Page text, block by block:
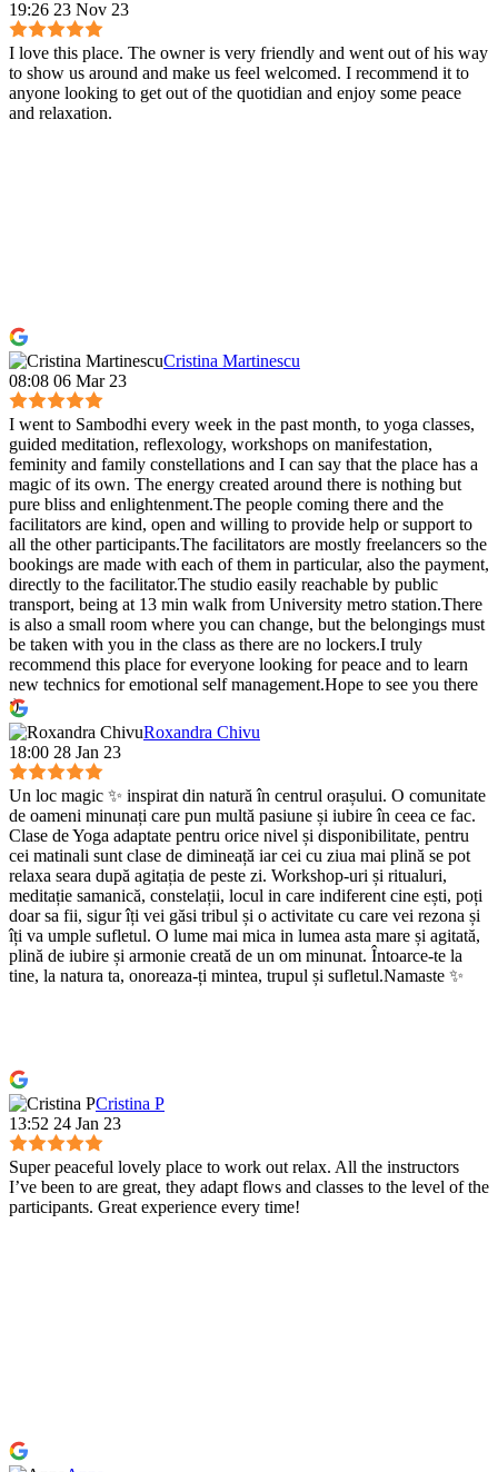
19:26 23 Nov 23
I love this place. The owner is very friendly and went out of his way
to show us around and make us feel welcomed. I recommend it to
anyone looking to get out of the quotidian and enjoy some peace
and relaxation.
Cristina Martinescu
08:08 06 Mar 23
I went to Sambodhi every week in the past month, to yoga classes,
guided meditation, reflexology, workshops on manifestation,
feminity and family constellations and I can say that the place has a
magic of its own. The energy created around there is nothing but
pure bliss and enlightenment.The people coming there and the
facilitators are kind, open and willing to provide help or support to
all the other participants.The facilitators are mostly freelancers so the
bookings are made with each of them in particular, also the payment,
directly to the facilitator.The studio easily reachable by public
transport, being at 13 min walk from University metro station.There
is also a small room where you can change, but the belongings must
be taken with you in the class as there are no lockers.I truly
recommend this place for everyone looking for peace and to learn
new technics for emotional self management.Hope to see you there
:)
Roxandra Chivu
18:00 28 Jan 23
Un loc magic ✨ inspirat din natură în centrul orașului. O comunitate
de oameni minunați care pun multă pasiune și iubire în ceea ce fac.
Clase de Yoga adaptate pentru orice nivel și disponibilitate, pentru
cei matinali sunt clase de dimineață iar cei cu ziua mai plină se pot
relaxa seara după agitația de peste zi. Workshop-uri și ritualuri,
meditație samanică, constelații, locul in care indiferent cine ești, poți
doar sa fii, sigur îți vei găsi tribul și o activitate cu care vei rezona și
îți va umple sufletul. O lume mai mica in lumea asta mare și agitată,
plină de iubire și armonie creată de un om minunat. Întoarce-te la
tine, la natura ta, onoreaza-ți mintea, trupul și sufletul.Namaste ✨
Cristina P
13:52 24 Jan 23
Super peaceful lovely place to work out relax. All the instructors
I’ve been to are great, they adapt flows and classes to the level of the
participants. Great experience every time!